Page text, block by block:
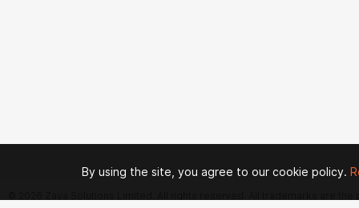
By using the site, you agree to our cookie policy.